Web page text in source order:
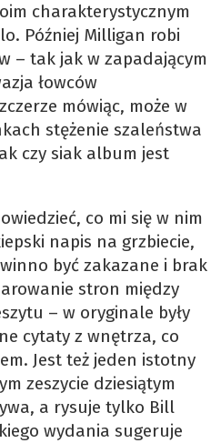
charakterystycznym
Później Milligan robi
– tak jak w zapadającym
łowców
mówiąc, może w
stężenie szaleństwa
czy siak album jest
co mi się w nim
napis na grzbiecie,
być zakazane i brak
stron między
– w oryginale były
cytaty z wnętrza, co
Jest też jeden istotny
zeszycie dziesiątym
a rysuje tylko Bill
wydania sugeruje